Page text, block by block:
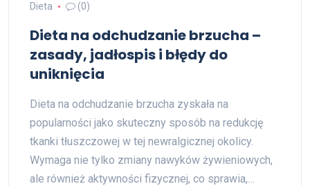
Dieta
(0)
Dieta na odchudzanie brzucha –
zasady, jadłospis i błędy do
uniknięcia
Dieta na odchudzanie brzucha zyskała na
popularności jako skuteczny sposób na redukcję
tkanki tłuszczowej w tej newralgicznej okolicy.
Wymaga nie tylko zmiany nawyków żywieniowych,
ale również aktywności fizycznej, co sprawia,…